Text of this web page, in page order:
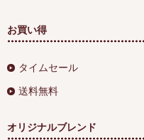
お買い得
タイムセール
送料無料
オリジナルブレンド